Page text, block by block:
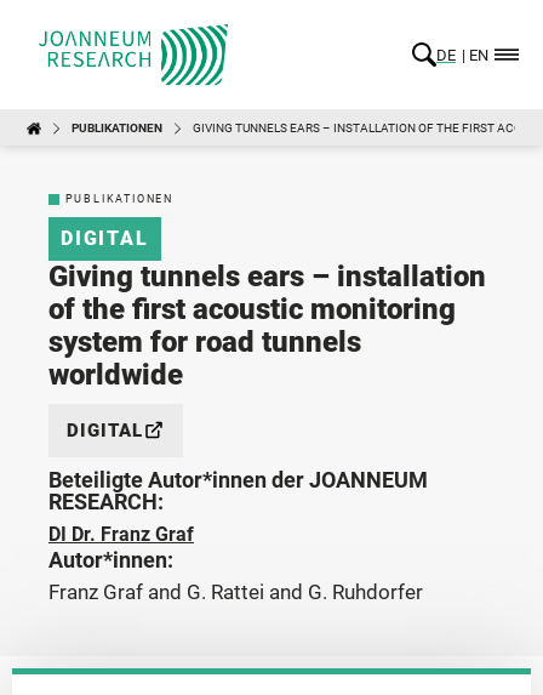
DE EN
PUBLIKATIONEN GIVING TUNNELS EARS – INSTALLATION OF THE FIRST
PUBLIKATIONEN
DIGITAL
Giving tunnels ears – installation
of the first acoustic monitoring
system for road tunnels
worldwide
DIGITAL
Beteiligte Autor*innen der JOANNEUM
RESEARCH:
DI Dr. Franz Graf
Autor*innen:
Franz Graf and G. Rattei and G. Ruhdorfer